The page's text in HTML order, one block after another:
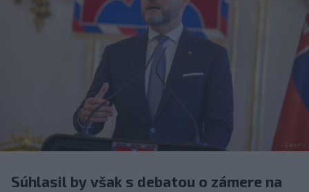
Súhlasil by však s debatou o zámere na